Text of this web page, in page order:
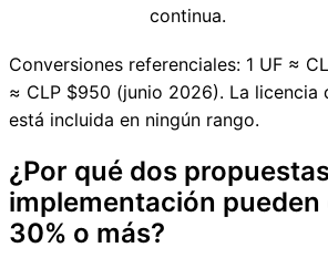
continua.
Conversiones referenciales: 1 UF ≈
≈ CLP $950 (junio 2026). La licencia
está incluida en ningún rango.
¿Por qué dos
implementación pueden
30% o más?